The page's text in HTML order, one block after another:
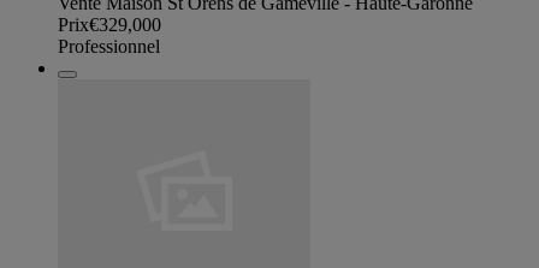
Prix€329,000
Professionnel